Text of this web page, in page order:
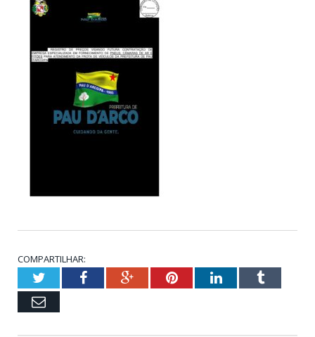
COMPARTILHAR:
TwitterFacebookGoogle+PinterestLinkedInTumblr
Email